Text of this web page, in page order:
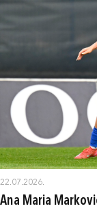
22.07.2026.
Ana Maria